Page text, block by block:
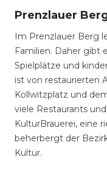
Prenzlauer
Im Prenzlauer Berg
Familien. Daher gibt
Spielplätze und
ist von restaurierten
Kollwitzplatz und
viele Restaurants
KulturBrauerei, eine
beherbergt der
Kultur.